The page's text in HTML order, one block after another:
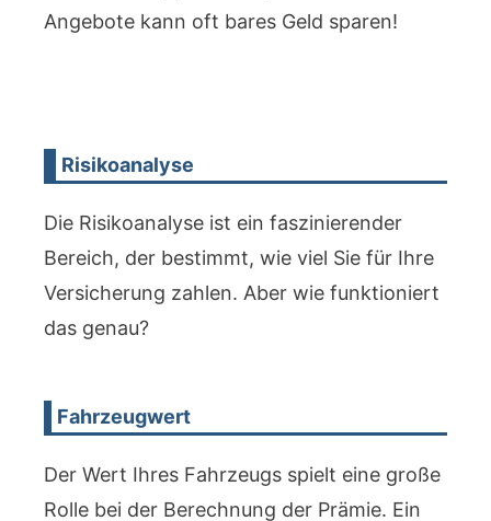
Angebote kann oft bares Geld sparen!
Risikoanalyse
Die Risikoanalyse ist ein faszinierender
Bereich, der bestimmt, wie viel Sie für Ihre
Versicherung zahlen. Aber wie funktioniert
das genau?
Fahrzeugwert
Der Wert Ihres Fahrzeugs spielt eine große
Rolle bei der Berechnung der Prämie. Ein